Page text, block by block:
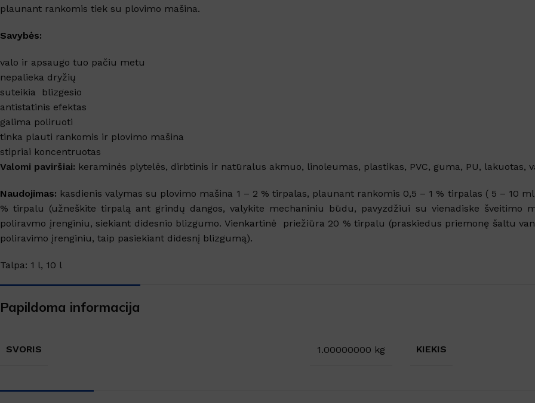
Dėmių valikliai
Skalbimo priemonės
DYDIS 12L , 3L , 5L
plaunant rankomis tiek su plovimo mašina.
Savybės:
valo ir apsaugo tuo pačiu metu
nepalieka dryžių
suteikia blizgesio
antistatinis efektas
galima poliruoti
tinka plauti rankomis ir plovimo mašina
stipriai koncentruotas
Valomi paviršiai: keraminės plytelės, dirbtinis ir natūralus akmuo, linoleumas, plastikas, PVC, guma, PU, lakuotas,
Naudojimas: kasdienis valymas su plovimo mašina 1 – 2 % tirpalas, plaunant rankomis 0,5 – 1 % tirpalas ( 5 – 10
% tirpalu (užneškite tirpalą ant grindų dangos, valykite mechaniniu būdu, pavyzdžiui su vienadiske šveitimo
poliravmo įrenginiu, siekiant didesnio blizgumo. Vienkartinė priežiūra 20 % tirpalu (praskiedus priemonę šaltu
poliravimo įrenginiu, taip pasiekiant didesnį blizgumą).
Talpa: 1 l, 10 l
Papildoma informacija
SVORIS 1.00000000 kg KIEKIS